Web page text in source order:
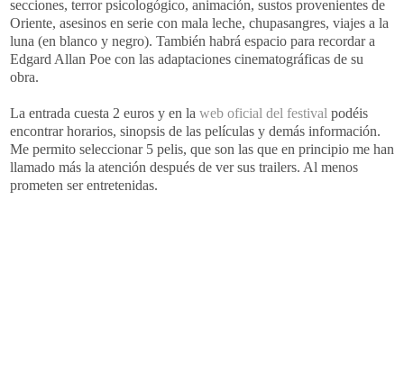
secciones, terror psicologógico, animación, sustos provenientes de
Oriente, asesinos en serie con mala leche, chupasangres, viajes a la
luna (en blanco y negro). También habrá espacio para recordar a
Edgard Allan Poe con las adaptaciones cinematográficas de su
obra.
La entrada cuesta 2 euros y en la web oficial del festival podéis
encontrar horarios, sinopsis de las películas y demás información.
Me permito seleccionar 5 pelis, que son las que en principio me han
llamado más la atención después de ver sus trailers. Al menos
prometen ser entretenidas.